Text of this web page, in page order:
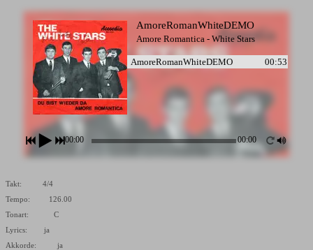
AmoreRomanWhiteDEMO
Amore Romantica - White Stars
AmoreRomanWhiteDEMO 00:53
00:00 00:00
Takt: 4/4
Tempo: 126.00
Tonart: C
Lyrics: ja
Akkorde: ja